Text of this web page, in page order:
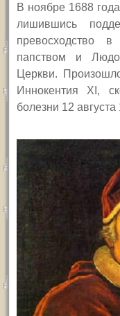
В ноябре 1688
лишившись
превосходство
папством и
Церкви.
Иннокентия XI,
болезни 12 августа